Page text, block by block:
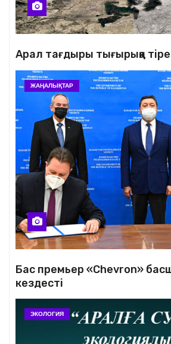
Арал тағдыры тығырыққа
ЖАҢАЛЫҚТАР
Бас премьер «Chevron»
кездесті
ЭКОЛОГИЯ